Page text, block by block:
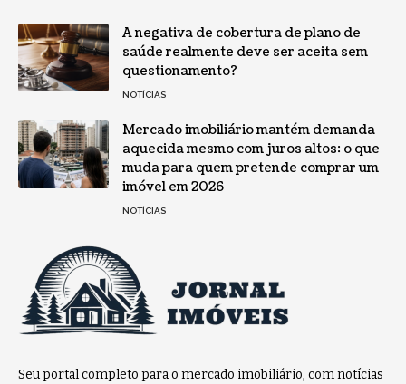
A negativa de cobertura de plano de
saúde realmente deve ser aceita sem
questionamento?
NOTÍCIAS
Mercado imobiliário mantém demanda
aquecida mesmo com juros altos: o que
muda para quem pretende comprar um
imóvel em 2026
NOTÍCIAS
Seu portal completo para o mercado imobiliário, com notícias